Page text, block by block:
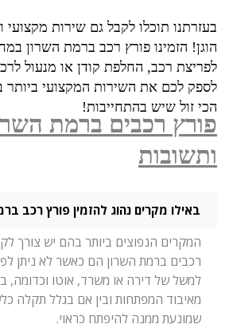
תוכלו לקבל גם שירות מקצועי והכי
הזמינו פורץ רכב ברמת השרון במחירים
רכב, החלפת קודן או מנעול לרכב?
לכם את השירות המקצועי ביותר
זול שיש בהתחייבות!
רכבים ברמת השרון
באילו מקרים נהוג להזמין פורץ רכב ברמת
המקרים הנפוצים ביותר בהם יש צורך לקרוא
רכבים ברמת השרון הם כאשר לא ניתן לפתוח
למשל של דירה או משרד, אוטו וכדומה, בין
מאיבוד המפתחות ובין אם בגלל תקלה
שמונעת ממנה להיפתח כראוי.